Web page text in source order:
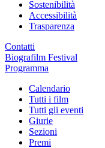
Sostenibilità
Accessibilità
Trasparenza
Contatti
Biografilm Festival
Programma
Calendario
Tutti i film
Tutti gli eventi
Giurie
Sezioni
Premi